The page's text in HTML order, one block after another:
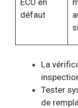
ECU en
défaut
La
Tester
de